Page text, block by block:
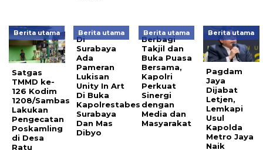
Berita utama
Satgas
TMMD ke-
126 Kodim
1208/Sambas
Lakukan
Pengecatan
Poskamling
di Desa
Ratu
Berita utama
Di
Surabaya
Ada
Pameran
Lukisan
Unity In Art
Di Buka
Kapolrestabes
Surabaya
Dan Mas
Dibyo
Berita utama
Berbagi
Takjil dan
Buka Puasa
Bersama,
Kapolri
Perkuat
Sinergi
dengan
Media dan
Masyarakat
Berita utama
Pagdam
Jaya
Dijabat
Letjen,
Lemkapi
Usul
Kapolda
Metro Jaya
Naik